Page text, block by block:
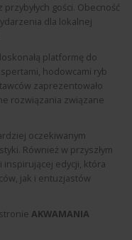
gości. Obecność
dla lokalnej
platformę do
hodowcami ryb
zaprezentowało
rozwiązania związane
oczekiwanym
Również w przyszłym
inspirującej edycji, która
jak i entuzjastów
AKWAMANIA